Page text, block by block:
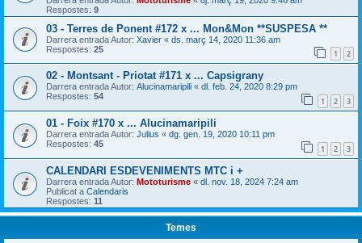
Respostes: 9
03 - Terres de Ponent #172 x ... Mon&Mon **SUSPESA **
Darrera entrada Autor: Xavier « ds. març 14, 2020 11:36 am
Respostes: 25 1 2
02 - Montsant - Priotat #171 x ... Capsigrany
Darrera entrada Autor: Alucinamaripili « dl. feb. 24, 2020 8:29 pm
Respostes: 54 1 2 3
01 - Foix #170 x ... Alucinamaripili
Darrera entrada Autor: Julius « dg. gen. 19, 2020 10:11 pm
Respostes: 45 1 2 3
CALENDARI ESDEVENIMENTS MTC i +
Darrera entrada Autor: Mototurisme « dl. nov. 18, 2024 7:24 am
Publicat a Calendaris
Respostes: 11
Temes